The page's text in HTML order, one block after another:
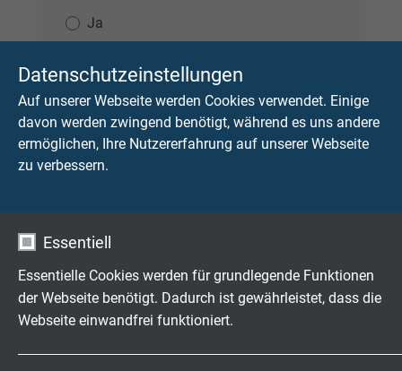
Datenschutzeinstellungen
Auf unserer Webseite werden Cookies verwendet. Einige
davon werden zwingend benötigt, während es uns andere
ermöglichen, Ihre Nutzererfahrung auf unserer Webseite
zu verbessern.
Essentiell
Essentielle Cookies werden für grundlegende Funktionen
der Webseite benötigt. Dadurch ist gewährleistet, dass die
Webseite einwandfrei funktioniert.
Ja
Isolierhüllesmaterial (Mantel)
Querschnitt